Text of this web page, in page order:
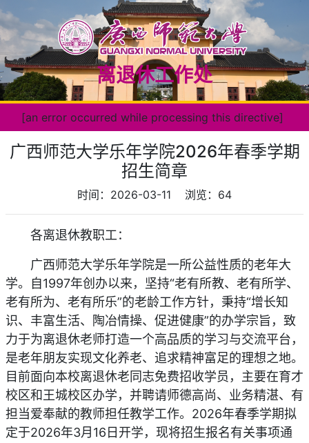
离退休工作处
[an error occurred while processing this directive]
广西师范大学乐年学院2026年春季学期
招生简章
时间：2026-03-11 浏览： 64
各离退休教职工：
广西师范大学乐年学院是一所公益性质的老年大
学。自1997年创办以来，坚持“老有所教、老有所学、
老有所为、老有所乐”的老龄工作方针，秉持“增长知
识、丰富生活、陶冶情操、促进健康”的办学宗旨，致
力于为离退休老师打造一个高品质的学习与交流平台，
是老年朋友实现文化养老、追求精神富足的理想之地。
目前面向本校离退休老同志免费招收学员，主要在育才
校区和王城校区办学，并聘请师德高尚、业务精湛、有
担当爱奉献的教师担任教学工作。2026年春季学期拟
定于2026年3月16日开学，现将招生报名有关事项通